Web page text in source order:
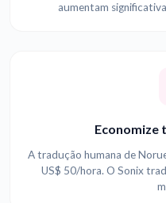
aumentam
Economize
A tradução humana de
US$ 50/hora. O Sonix